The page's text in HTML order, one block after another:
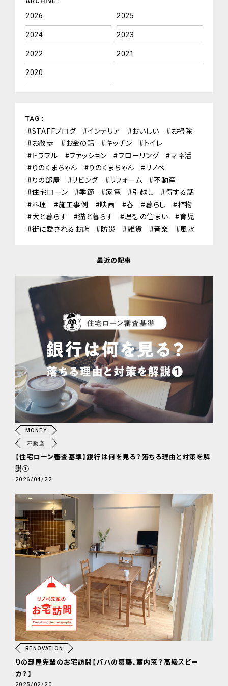
2026 2025
2024 2023
2022 2021
2020
TAG :
STAFFブログ インテリア おいしい
お掃除
お散歩
お金の話 キッチン
トイレ
トラブル
ファッション フローリング
マネ活
りのくまちゃん
りのくまちゃん
リノベ
りの部屋
リビング リフォーム
不動産
住宅ローン
季節 家電 引越し
得する話
料理
施工事例 映画 春 暮らし
植物
犬と暮らす
猫と暮らす 理想の住まい
育児
街に愛されるお店
防災 雑貨 音楽 風水
最近の記事
MONEY
不動産
【住宅ローン審査基準】銀行は何を見る？落ちる理由と対策を解
説①
2026/04/22
RENOVATION
りの部屋先輩のお宅訪問【パパの葛藤、室内窓？高級スピー
カ？】
2025/02/20